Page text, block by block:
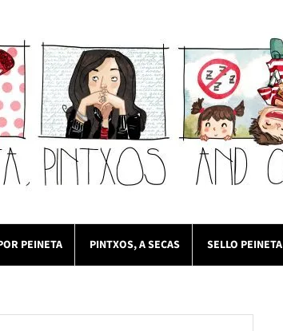
PEINETA PINTXOS, A SECAS SELLO PEINETA